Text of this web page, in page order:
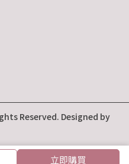
立即購買
Reserved. Designed by